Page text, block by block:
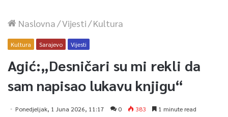
Naslovna/Vijesti/Kultura
Kultura Sarajevo Vijesti
Agić:„Desničari su mi rekli da
sam napisao lukavu knjigu“
Ponedjeljak, 1 Juna 2026, 11:17 0 383 1 minute read